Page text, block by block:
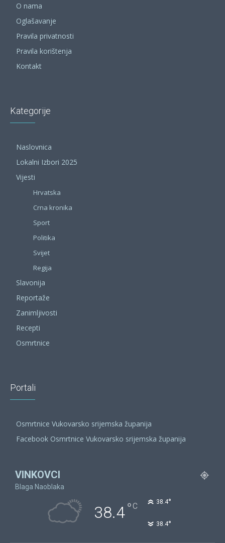
O nama
Oglašavanje
Pravila privatnosti
Pravila korištenja
Kontakt
Kategorije
Naslovnica
Lokalni Izbori 2025
Vijesti
Hrvatska
Crna kronika
Sport
Politika
Svijet
Regija
Slavonija
Reportaže
Zanimljivosti
Recepti
Osmrtnice
Portali
Osmrtnice Vukovarsko srijemska županija
Facebook Osmrtnice Vukovarsko srijemska županija
VINKOVCI
Blaga Naoblaka
38.4°C 38.4°
38.4°